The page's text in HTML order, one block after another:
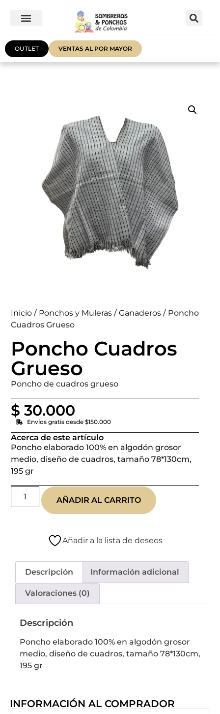
OUTLET VENTAS AL POR MAYOR
Inicio / Ponchos y Muleras /Ganaderos / Poncho
Cuadros Grueso
Poncho Cuadros
Grueso
Poncho de cuadros grueso
$ 30.000
Envíos gratis desde $150.000
Acerca de este artículo
Poncho elaborado 100% en algodón grosor
medio, diseño de cuadros, tamaño 78*130cm,
195 gr
AÑADIR AL CARRITO
Añadir a la lista de deseos
Descripción Información adicional
Valoraciones (0)
Descripción
Poncho elaborado 100% en algodón grosor
medio, diseño de cuadros, tamaño 78*130cm,
195 gr
INFORMACIÓN AL COMPRADOR